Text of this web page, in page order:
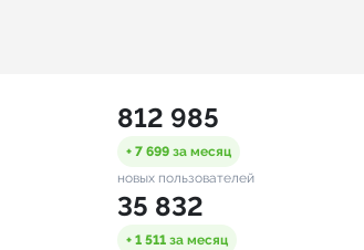
812 985
+ 7 699 за месяц
новых пользователей
35 832
+ 1 511 за месяц